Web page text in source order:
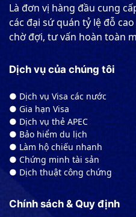
Là đơn vị hàng đầu cung
các đại sứ quán tỷ lệ đỗ
chờ đợi, tư vấn hoàn toàn
Dịch vụ của chúng tôi
● Dịch vụ Visa các nước
● Gia hạn Visa
● Dịch vụ thẻ APEC
● Bảo hiểm du lịch
● Làm hộ chiếu nhanh
● Chứng minh tài sản
● Dịch thuật công chứng
Chính sách & Quy định